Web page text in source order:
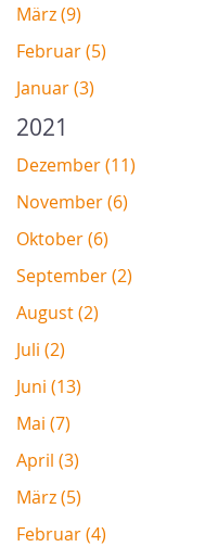
März (9)
Februar (5)
Januar (3)
2021
Dezember (11)
November (6)
Oktober (6)
September (2)
August (2)
Juli (2)
Juni (13)
Mai (7)
April (3)
März (5)
Februar (4)